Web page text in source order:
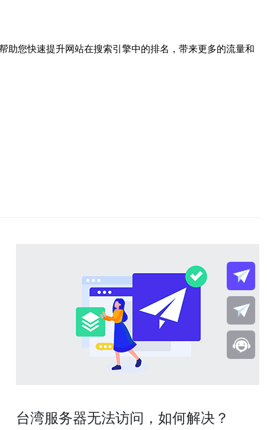
助您快速提升网站在搜索引擎中的排名，带来更多的流量和
台湾服务器无法访问，如何解决？